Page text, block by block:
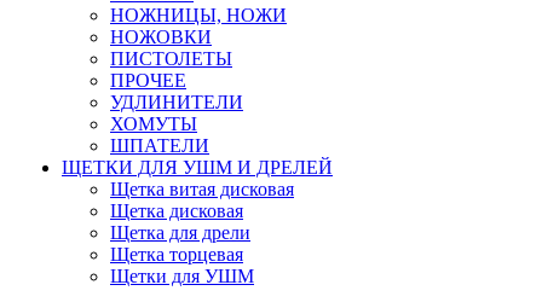
НОЖНИЦЫ, НОЖИ
НОЖОВКИ
ПИСТОЛЕТЫ
ПРОЧЕЕ
УДЛИНИТЕЛИ
ХОМУТЫ
ШПАТЕЛИ
ЩЕТКИ ДЛЯ УШМ И ДРЕЛЕЙ
Щетка витая дисковая
Щетка дисковая
Щетка для дрели
Щетка торцевая
Щетки для УШМ